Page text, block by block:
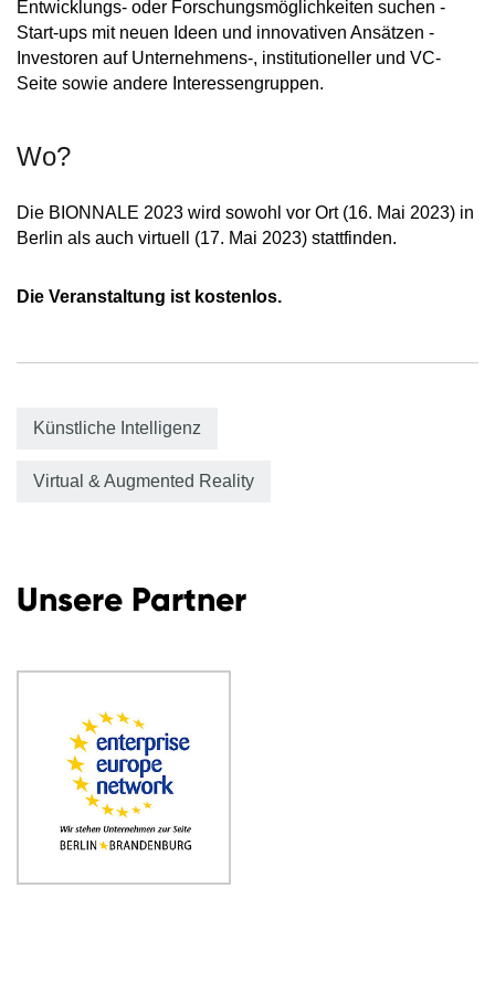
Entwicklungs- oder Forschungsmöglichkeiten suchen -
Start-ups mit neuen Ideen und innovativen Ansätzen -
Investoren auf Unternehmens-, institutioneller und VC-
Seite sowie andere Interessengruppen.
Wo?
Die BIONNALE 2023 wird sowohl vor Ort (16. Mai 2023) in
Berlin als auch virtuell (17. Mai 2023) stattfinden.
Die Veranstaltung ist kostenlos.
Künstliche Intelligenz
Virtual & Augmented Reality
Unsere Partner